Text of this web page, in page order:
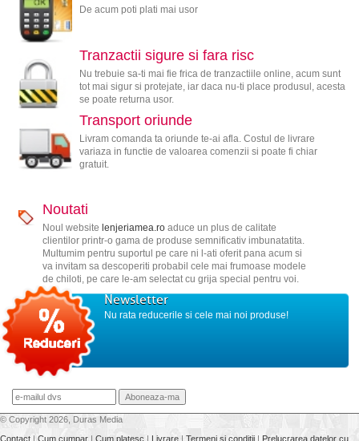
De acum poti plati mai usor
Tranzactii sigure si fara risc
Nu trebuie sa-ti mai fie frica de tranzactiile online, acum sunt
tot mai sigur si protejate, iar daca nu-ti place produsul, acesta
se poate returna usor.
Transport oriunde
Livram comanda ta oriunde te-ai afla. Costul de livrare
variaza in functie de valoarea comenzii si poate fi chiar
gratuit.
Noutati
Noul website lenjeriamea.roaduce un plus de calitate
clientilor printr-o gama de produse semnificativ imbunatatita.
Multumim pentru suportul pe care ni l-ati oferit pana acum si
va invitam sa descoperiti probabil cele mai frumoase modele
de chiloti, pe care le-am selectat cu grija special pentru voi.
Newsletter
Nu rata reducerile si cele mai noi produse!
© Copyright 2026, Duras Media
Contact | Cum cumpar | Cum platesc | Livrare | Termeni si conditii | Prelucrarea datelor cu